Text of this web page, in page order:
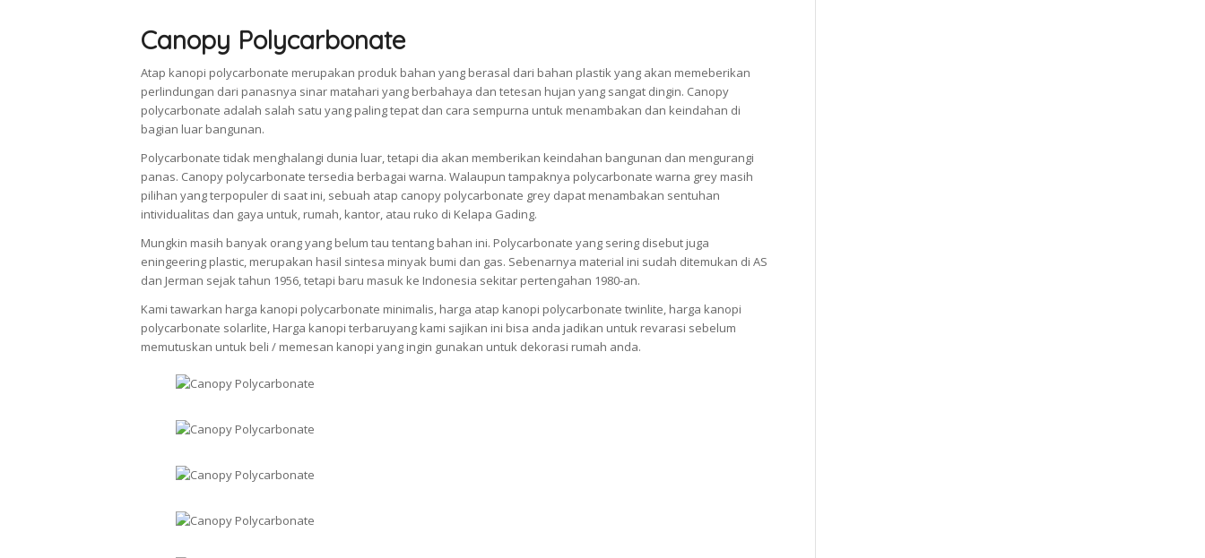
Canopy Polycarbonate
Atap kanopi polycarbonate merupakan produk bahan yang berasal dari bahan plastik yang akan memeberikan
perlindungan dari panasnya sinar matahari yang berbahaya dan tetesan hujan yang sangat dingin. Canopy
polycarbonate adalah salah satu yang paling tepat dan cara sempurna untuk menambakan dan keindahan di
bagian luar bangunan.
Polycarbonate tidak menghalangi dunia luar, tetapi dia akan memberikan keindahan bangunan dan mengurangi
panas. Canopy polycarbonate tersedia berbagai warna. Walaupun tampaknya polycarbonate warna grey masih
pilihan yang terpopuler di saat ini, sebuah atap canopy polycarbonate grey dapat menambakan sentuhan
intividualitas dan gaya untuk, rumah, kantor, atau ruko di Kelapa Gading.
Mungkin masih banyak orang yang belum tau tentang bahan ini. Polycarbonate yang sering disebut juga
eningeering plastic, merupakan hasil sintesa minyak bumi dan gas. Sebenarnya material ini sudah ditemukan di AS
dan Jerman sejak tahun 1956, tetapi baru masuk ke Indonesia sekitar pertengahan 1980-an.
Kami tawarkan harga kanopi polycarbonate minimalis, harga atap kanopi polycarbonate twinlite, harga kanopi
polycarbonate solarlite, Harga kanopi terbaruyang kami sajikan ini bisa anda jadikan untuk revarasi sebelum
memutuskan untuk beli / memesan kanopi yang ingin gunakan untuk dekorasi rumah anda.